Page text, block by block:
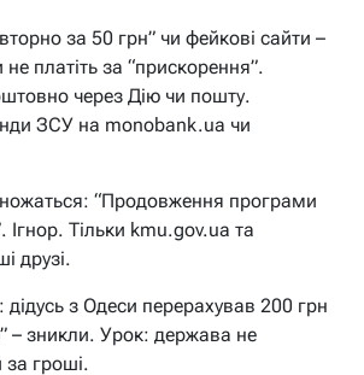
за 50 грн” чи фейкові сайти –
платіть за “прискорення”.
через Дію чи пошту.
ЗСУ на monobank.ua чи
“Продовження програми
Ігнор. Тільки kmu.gov.ua та
друзі.
дідусь з Одеси перерахував 200 грн
– зникли. Урок: держава не
за гроші.